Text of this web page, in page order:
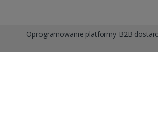
Oprogramowanie platformy B2B